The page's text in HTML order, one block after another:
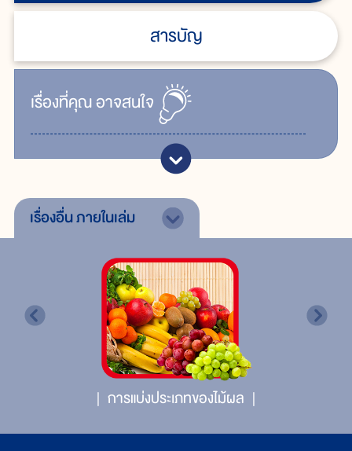
สารบัญ
เรื่ิองที่คุณอาจสนใจ
เรื่องอื่นภายในเล่ม
การแบ่งประเภทของไม้ผล